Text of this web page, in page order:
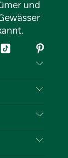
und
TikTok